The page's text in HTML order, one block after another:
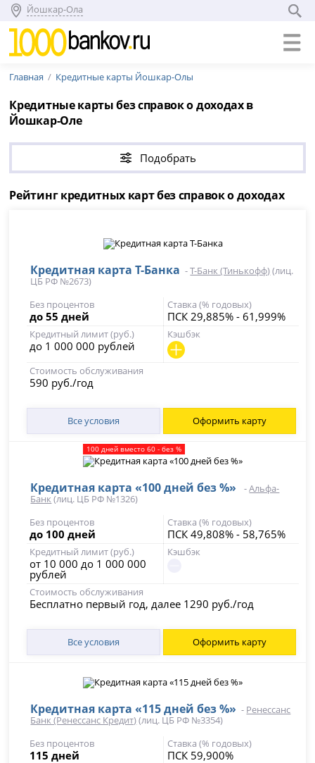
Йошкар-Ола
Главная Кредитные карты Йошкар-Олы
Кредитные карты без справок о доходах в
Йошкар-Оле
Подобрать
Рейтинг кредитных карт без справок о доходах
Кредитная карта Т-Банка -Т-Банк (Тинькофф)(лиц.
ЦБ РФ №2673)
Без процентов
до 55 дней
Ставка (% годовых)
ПСК 29,885% - 61,999%
Кредитный лимит (руб.)
до 1 000 000 рублей
Кэшбэк
Стоимость обслуживания
590 руб./год
Все условия Оформить карту
100 дней вместо 60 - без %
Кредитная карта «100 дней без %» -Альфа-
Банк (лиц. ЦБ РФ №1326)
Без процентов
до 100 дней
Ставка (% годовых)
ПСК 49,808% - 58,765%
Кредитный лимит (руб.)
от 10 000 до 1 000 000
рублей
Кэшбэк
Стоимость обслуживания
Бесплатно первый год, далее 1290 руб./год
Все условия Оформить карту
Кредитная карта «115 дней без %» - Ренессанс
Банк (Ренессанс Кредит)(лиц. ЦБ РФ №3354)
Без процентов
115 дней
Ставка (% годовых)
ПСК 59,900%